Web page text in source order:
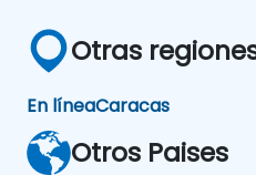
Otras
En líneaCaracas
Otros Paises